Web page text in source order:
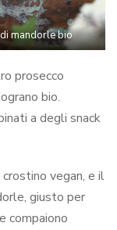
mandorle bio
prosecco
bio.
a degli snack
vegan, e il
giusto per
compaiono